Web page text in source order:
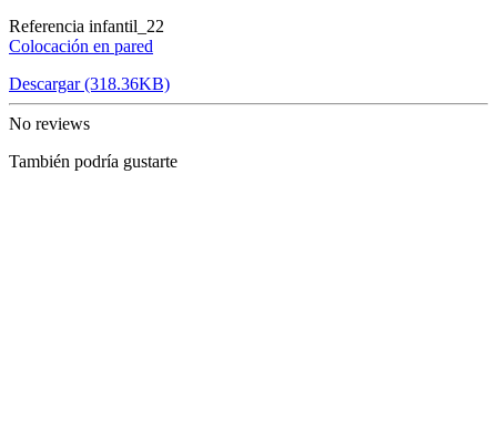
Referencia infantil_22
Colocación en pared
Descargar (318.36KB)
No reviews
También podría gustarte